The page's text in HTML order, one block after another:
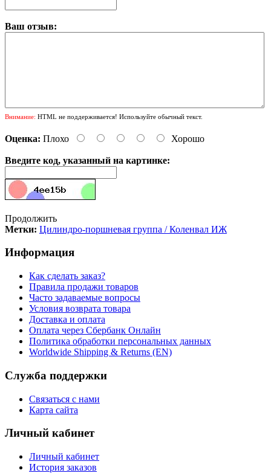
Ваш отзыв:
Внимание: HTML не поддерживается! Используйте обычный текст.
Оценка: Плохо Хорошо
Введите код, указанный на картинке:
Продолжить
Метки: Цилиндро-поршневая группа / Коленвал ИЖ
Информация
Как сделать заказ?
Правила продажи товаров
Часто задаваемые вопросы
Условия возврата товара
Доставка и оплата
Оплата через Сбербанк Онлайн
Политика обработки персональных данных
Worldwide Shipping & Returns (EN)
Служба поддержки
Связаться с нами
Карта сайта
Личный кабинет
Личный кабинет
История заказов